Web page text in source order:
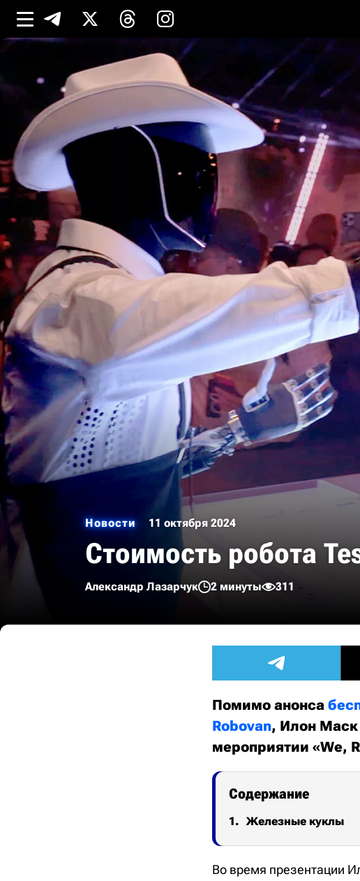
Новости 11 октября 2024
Стоимость робота
Александр Лазарчук 2 минуты 311
Помимо анонса
Robovan, Илон Маск
мероприятии «We,
Содержание
Железные куклы
Во время презентации